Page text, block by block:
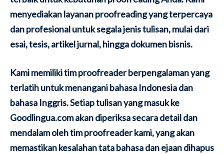
menyediakan layanan proofreading yang terpercaya
dan profesional untuk segala jenis tulisan, mulai dari
esai, tesis, artikel jurnal, hingga dokumen bisnis.
Kami memiliki tim proofreader berpengalaman yang
terlatih untuk menangani bahasa Indonesia dan
bahasa Inggris. Setiap tulisan yang masuk ke
Goodlingua.com akan diperiksa secara detail dan
mendalam oleh tim proofreader kami, yang akan
memastikan kesalahan tata bahasa dan ejaan dihapus